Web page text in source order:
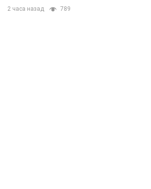
2 часа назад 789